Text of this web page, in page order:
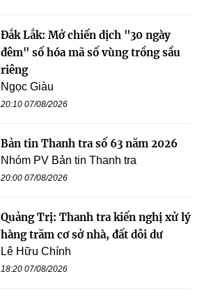
Đắk Lắk: Mở chiến dịch "30 ngày
đêm" số hóa mã số vùng trồng sầu
riêng
Ngọc Giàu
20:10 07/08/2026
Bản tin Thanh tra số 63 năm 2026
Nhóm PV Bản tin Thanh tra
20:00 07/08/2026
Quảng Trị: Thanh tra kiến nghị xử lý
hàng trăm cơ sở nhà, đất dôi dư
Lê Hữu Chính
18:20 07/08/2026